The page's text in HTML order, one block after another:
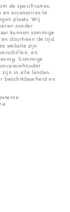
de specificaties,
accessoires te
plaats. Wij
zonder
kunnen sommige
doorheen de tijd.
website zijn
en
Sommige
in alle landen.
beschikbaarheid en